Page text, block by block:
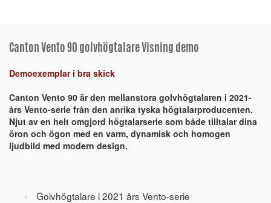
Canton Vento 90 golvhögtalare Visning demo
Demoexemplar i bra skick
Canton Vento 90 är den mellanstora golvhögtalaren i 2021-
års Vento-serie från den anrika tyska högtalarproducenten.
Njut av en helt omgjord högtalarserie som både tilltalar dina
öron och ögon med en varm, dynamisk och homogen
ljudbild med modern design.
Golvhögtalare i 2021 års Vento-serie